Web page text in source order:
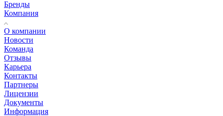
Бренды
Компания
О компании
Новости
Команда
Отзывы
Карьера
Контакты
Партнеры
Лицензии
Документы
Информация